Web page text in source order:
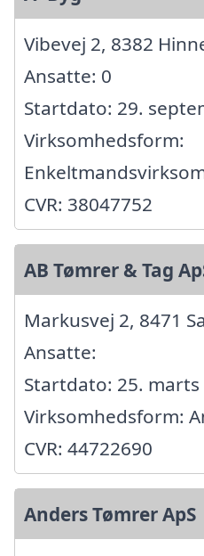
Vibevej 2, 8382
Ansatte: 0
Startdato: 29.
Virksomhedsform:
CVR: 38047752
AB Tømrer & Tag
Markusvej 2, 8471
Ansatte:
Startdato: 25. marts
Virksomhedsform:
CVR: 44722690
Anders Tømrer ApS